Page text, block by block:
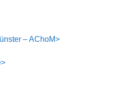
– AChoM>